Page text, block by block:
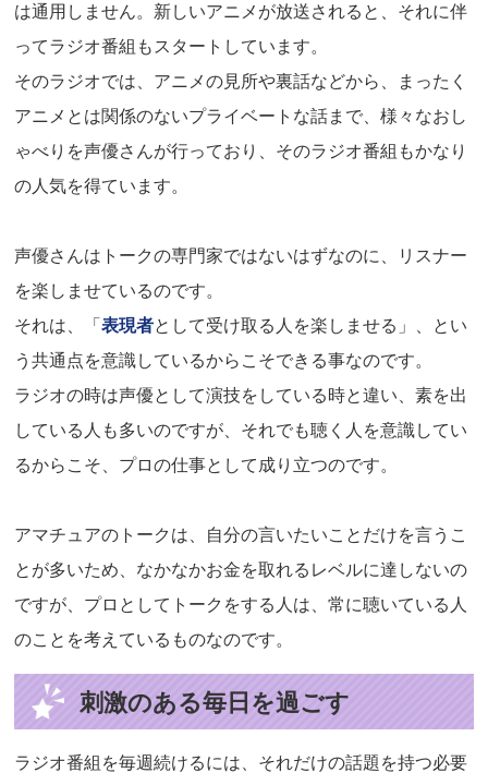
は通用しません。新しいアニメが放送されると、それに伴
ってラジオ番組もスタートしています。
そのラジオでは、アニメの見所や裏話などから、まったく
アニメとは関係のないプライベートな話まで、様々なおし
ゃべりを声優さんが行っており、そのラジオ番組もかなり
の人気を得ています。
声優さんはトークの専門家ではないはずなのに、リスナー
を楽しませているのです。
それは、「表現者として受け取る人を楽しませる」、とい
う共通点を意識しているからこそできる事なのです。
ラジオの時は声優として演技をしている時と違い、素を出
している人も多いのですが、それでも聴く人を意識してい
るからこそ、プロの仕事として成り立つのです。
アマチュアのトークは、自分の言いたいことだけを言うこ
とが多いため、なかなかお金を取れるレベルに達しないの
ですが、プロとしてトークをする人は、常に聴いている人
のことを考えているものなのです。
刺激のある毎日を過ごす
ラジオ番組を毎週続けるには、それだけの話題を持つ必要